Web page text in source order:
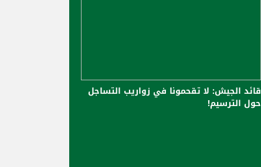
قائد الجيش: لا تقحمونا في زواريب التساجل
حول الترسيم!